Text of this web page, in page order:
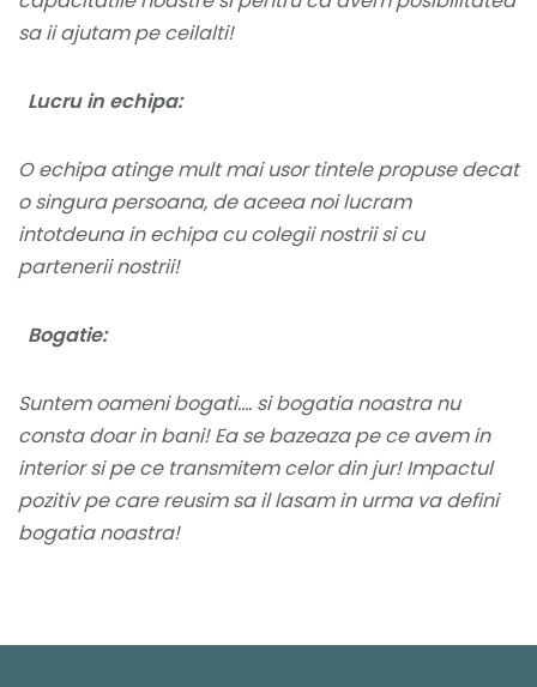
sa ii ajutam pe ceilalti!
Lucru in echipa:
O echipa atinge mult mai usor tintele propuse decat
o singura persoana, de aceea noi lucram
intotdeuna in echipa cu colegii nostrii si cu
partenerii nostrii!
Bogatie:
Suntem oameni bogati.... si bogatia noastra nu
consta doar in bani! Ea se bazeaza pe ce avem in
interior si pe ce transmitem celor din jur! Impactul
pozitiv pe care reusim sa il lasam in urma va defini
bogatia noastra!